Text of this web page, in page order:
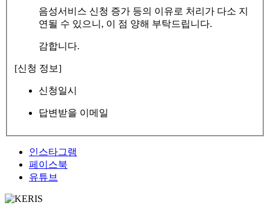
음성서비스 신청 증가 등의 이유로 처리가 다소 지
연될 수 있으니, 이 점 양해 부탁드립니다.
감합니다.
[신청 정보]
신청일시
답변받을 이메일
인스타그램
페이스북
유튜브